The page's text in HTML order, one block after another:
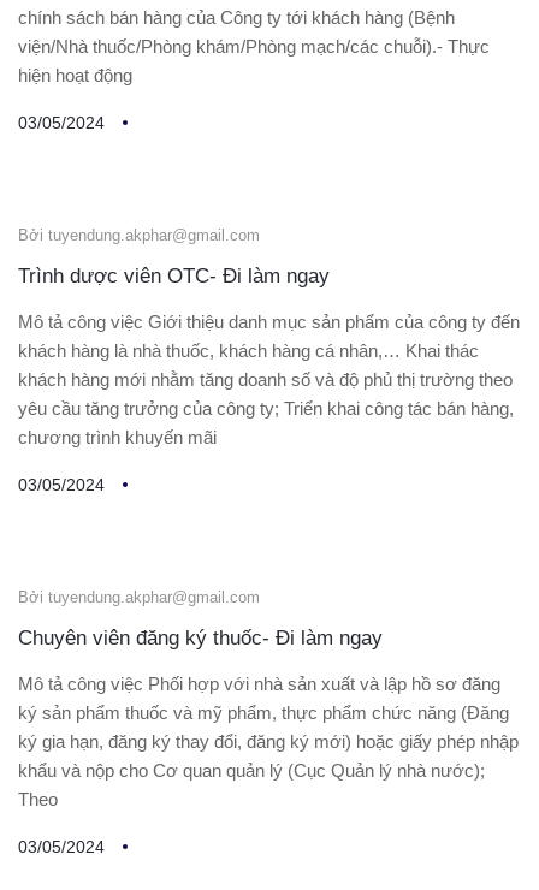
chính sách bán hàng của Công ty tới khách hàng (Bệnh
viện/Nhà thuốc/Phòng khám/Phòng mạch/các chuỗi).- Thực
hiện hoạt động
03/05/2024
Bởi tuyendung.akphar@gmail.com
Trình dược viên OTC- Đi làm ngay
Mô tả công việc Giới thiệu danh mục sản phẩm của công ty đến
khách hàng là nhà thuốc, khách hàng cá nhân,… Khai thác
khách hàng mới nhằm tăng doanh số và độ phủ thị trường theo
yêu cầu tăng trưởng của công ty; Triển khai công tác bán hàng,
chương trình khuyến mãi
03/05/2024
Bởi tuyendung.akphar@gmail.com
Chuyên viên đăng ký thuốc- Đi làm ngay
Mô tả công việc Phối hợp với nhà sản xuất và lập hồ sơ đăng
ký sản phẩm thuốc và mỹ phẩm, thực phẩm chức năng (Đăng
ký gia hạn, đăng ký thay đổi, đăng ký mới) hoặc giấy phép nhập
khẩu và nộp cho Cơ quan quản lý (Cục Quản lý nhà nước);
Theo
03/05/2024